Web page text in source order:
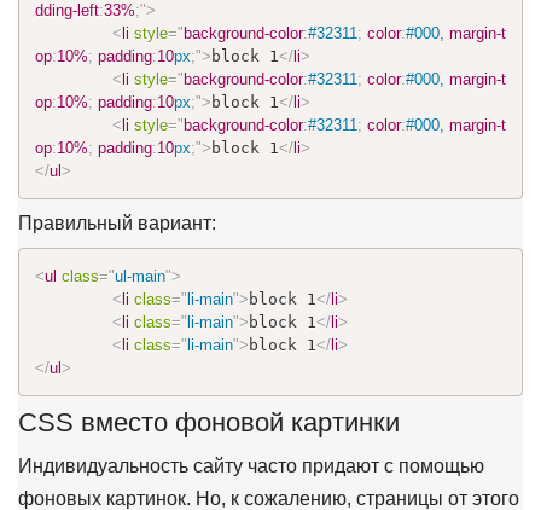
dding-left:33%;">
<li style="background-color:#32311 ; color:#000 margin-t
op:10%; padding:10px;"> block 1 </li>
<li style="background-color:#32311 ; color:#000 margin-t
op:10%; padding:10px;"> block 1 </li>
<li style="background-color:#32311 ; color:#000 margin-t
op:10%; padding:10px;"> block 1 </li>
</ul>
Правильный вариант:
<ul class="ul-main">
<li class="li-main"> block 1 </li>
<li class="li-main"> block 1 </li>
<li class="li-main"> block 1 </li>
</ul>
CSS вместо фоновой картинки
Индивидуальность сайту часто придают с помощью
фоновых картинок. Но, к сожалению, страницы от этого